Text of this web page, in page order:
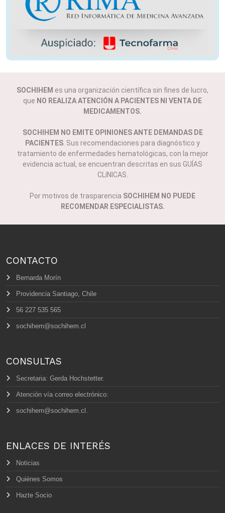
SOCHIHEM es una organización científica sin fines de lucro,
que NO REALIZA ATENCIÓN A PACIENTES NI VENTA DE
MEDICAMENTOS.
SOCHIHEM NO EMITE OPINIONES ANTE DEMANDAS DE
PACIENTES . Sus recomendaciones para diagnóstico y
tratamiento de enfermedades hematológicas, con la mejor
evidencia actual, se encuentran descritas en sus GUÍAS
CLíNICAS.
Por motivos de trasparencia SOCHIHEM NO PUEDE
RECOMENDAR ESPECIALISTAS.
CONTACTO
Bernarda Morín
Providencia Santiago, Chile
56 227 535 565
sochihem@sochihem.cl
CONSULTAS
Secretaria: Gerda Hochstetter.
Atención vía correo electrónico:
sochihem@sochihem.cl.
ENLACES DE INTERÉS
Noticias
Quiénes Somos
Hazte Socio